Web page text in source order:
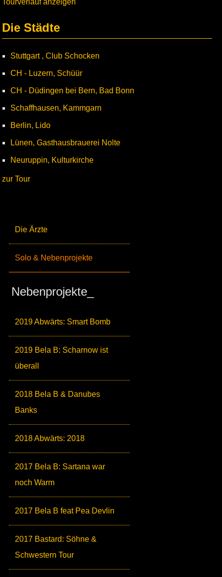
Die Ärzte
Solo & Nebenprojekte
Nebenprojekte_
2019 Abwärts: Smart Bomb
2019 Bela B: Scharnow ist
überall
2018 Bela B & Danubes
Banks
2018 Abwärts: 2018
2017 Bela B: Sartana war
noch Warm
2017 Bela B feat Pea Devlin
2017 Bastard: Söhne &
Schwestern Tour
Tourverlauf anzeigen
Die Städte
Stuttgart , Club Schocken
CH - Luzern, Schüür
CH - Düdingen bei Bern, Bad Bonn
Schaffhausen, Kammgarn
Berlin, Lido
Lünen, Gasthausbrauerei Nolte
Neuruppin, Kulturkirche
zur Tour